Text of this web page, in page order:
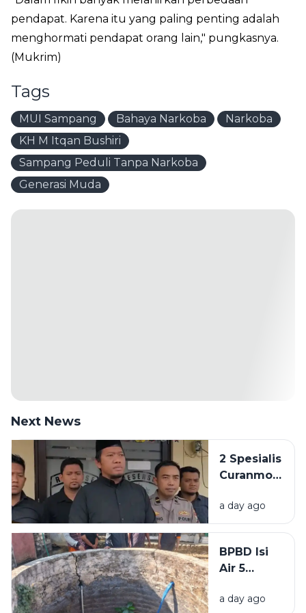
pendapat. Karena itu yang paling penting adalah
menghormati pendapat orang lain," pungkasnya.
(Mukrim)
Tags
MUI Sampang Bahaya Narkoba
Narkoba
KH M Itqan Bushiri
Sampang Peduli Tanpa Narkoba
Generasi Muda
Next News
2 Spesialis
Curanmor
Bangkalan
Diringkus
Beraksi di
11 TKP
a day ago
BPBD Isi
Air 5
Warga
a day ago